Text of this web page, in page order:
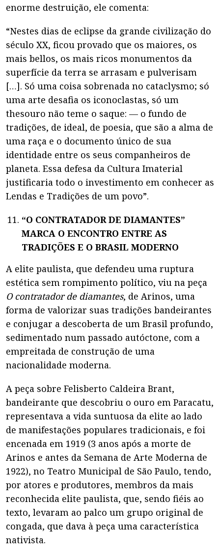
enorme destruição, ele comenta:
“Nestes dias de eclipse da grande civilização do
século XX, ficou provado que os maiores, os
mais bellos, os mais ricos monumentos da
superfície da terra se arrasam e pulverisam
[…]. Só uma coisa sobrenada no cataclysmo; só
uma arte desafia os iconoclastas, só um
thesouro não teme o saque: — o fundo de
tradições, de ideal, de poesia, que são a alma de
uma raça e o documento único de sua
identidade entre os seus companheiros de
planeta. Essa defesa da Cultura Imaterial
justificaria todo o investimento em conhecer as
Lendas e Tradições de um povo”.
“O CONTRATADOR DE DIAMANTES”
MARCA O ENCONTRO ENTRE AS
TRADIÇÕES E O BRASIL MODERNO
A elite paulista, que defendeu uma ruptura
estética sem rompimento político, viu na peça
O contratador de diamantes, de Arinos, uma
forma de valorizar suas tradições bandeirantes
e conjugar a descoberta de um Brasil profundo,
sedimentado num passado autóctone, com a
empreitada de construção de uma
nacionalidade moderna.
A peça sobre Felisberto Caldeira Brant,
bandeirante que descobriu o ouro em Paracatu,
representava a vida suntuosa da elite ao lado
de manifestações populares tradicionais, e foi
encenada em 1919 (3 anos após a morte de
Arinos e antes da Semana de Arte Moderna de
1922), no Teatro Municipal de São Paulo, tendo,
por atores e produtores, membros da mais
reconhecida elite paulista, que, sendo fiéis ao
texto, levaram ao palco um grupo original de
congada, que dava à peça uma característica
nativista.